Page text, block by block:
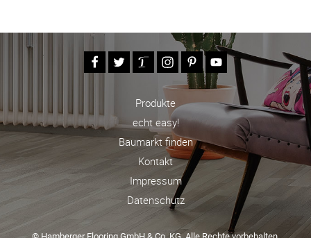
Produkte
echt easy!
Baumarkt finden
Kontakt
Impressum
Datenschutz